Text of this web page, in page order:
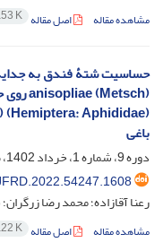
مشاهده مقاله اصل مقاله K
باغی
دوره 9، شماره 1، خرداد 1402، صفحه
رعنا آقازاده؛ محمد رضا
مشاهده مقاله اصل مقاله K